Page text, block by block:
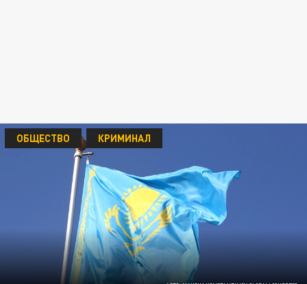
ОБЩЕСТВО КРИМИНАЛ